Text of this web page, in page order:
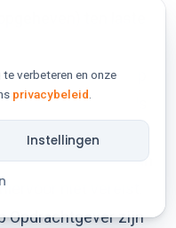
ten laste
vrij om de
directe ingang op
harerzijds
of
tussenkomst dan
niet vereist.
Opdrachtgever zijn
verbeteren en onze
privacybeleid
Instellingen